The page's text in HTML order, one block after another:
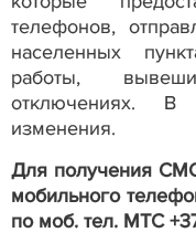
телефонов,
населенных
работы,
отключениях.
изменения.
Для получения
мобильного
по моб. тел. МТС